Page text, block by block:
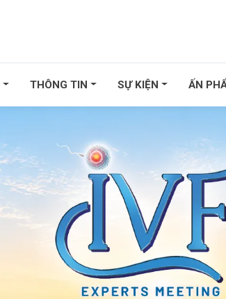
THÔNG TIN SỰ KIỆN ẤN